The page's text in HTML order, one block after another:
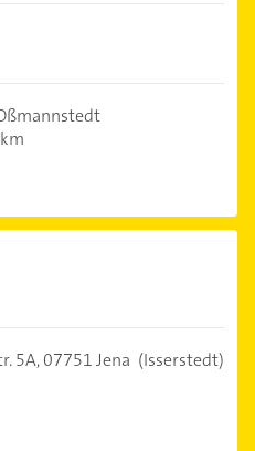
5A,07751 Jena (Isserstedt)